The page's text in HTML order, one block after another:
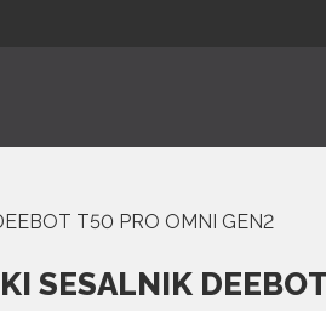
T50 PRO OMNI GEN2
SESALNIK